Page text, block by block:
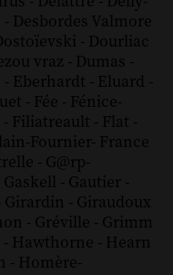
- Desbordes Valmore
- Dourliac
vraz - Dumas -
- Eberhardt - Eluard -
- Fée - Fénice-
- Filiatreault - Flat -
Fournier- France
- G@rp-
Gaskell - Gautier -
Girardin - Giraudoux
- Gréville - Grimm
- Hawthorne - Hearn
- Homère-